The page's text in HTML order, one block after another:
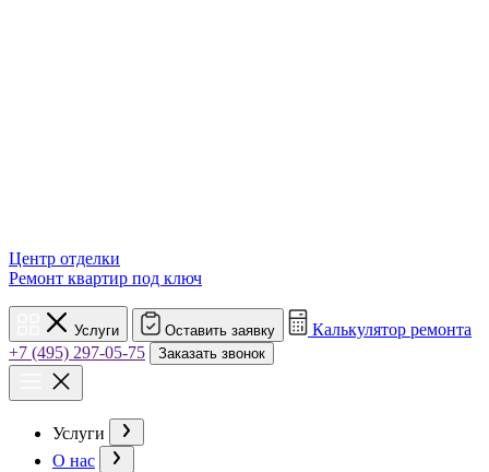
Центр отделки
Ремонт квартир под ключ
Услуги Оставить заявку
Калькулятор ремонта
+7 (495) 297-05-75
Заказать звонок
Услуги
О нас